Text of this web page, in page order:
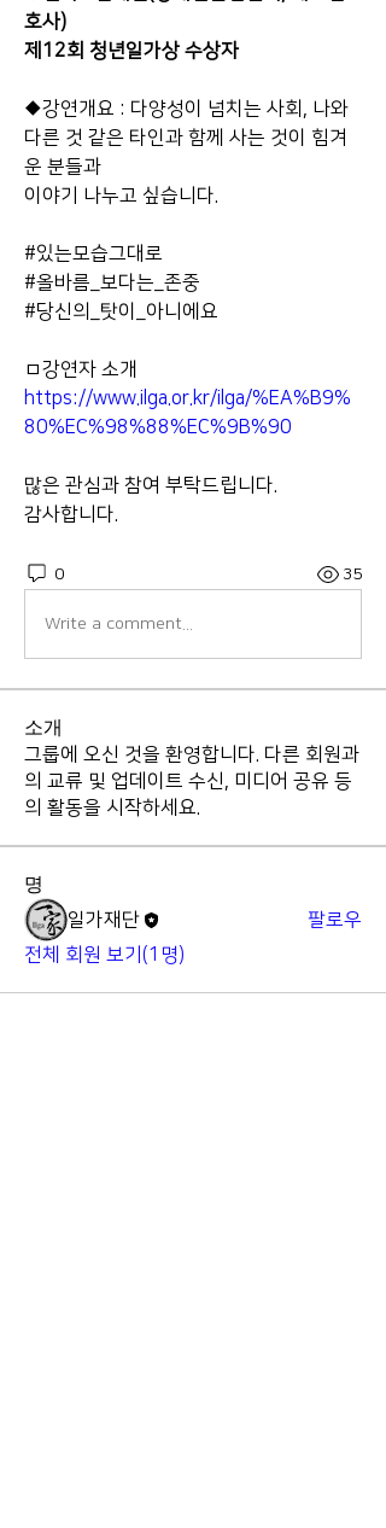
호사)
제12회 청년일가상 수상자
◆강연개요 : 다양성이 넘치는 사회, 나와
다른 것 같은 타인과 함께 사는 것이 힘겨
운 분들과
이야기 나누고 싶습니다.
#있는모습그대로
#올바름_보다는_존중
#당신의_탓이_아니에요
https://www.ilga.or.kr/ilga/%EA%B9%
80%EC%98%88%EC%9B%90
많은 관심과 참여 부탁드립니다.
감사합니다.
0 35
Write a comment...
소개
그룹에 오신 것을 환영합니다. 다른 회원과
의 교류 및 업데이트 수신, 미디어 공유 등
의 활동을 시작하세요.
명
일가재단
팔로우
전체 회원 보기(1명)